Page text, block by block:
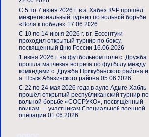
С 5 по 7 июня 2026 г. в а. Хабез КЧР прошёл
межрегиональный турнир по вольной борьбе
«Воля к победе» 17.06.2026
С 10 по 14 июня 2026 г. в г. Ессентуки
проходил открытый турнир по боксу,
посвященный Дню России 16.06.2026
1 июня 2026 г. на футбольном поле с. Дружба
прошла матчевая встреча по футболу между
командами с. Дружба Прикубанского района и
а. Псыж Абазинского района 05.06.2026
С 22 по 24 мая 2026 года в ауле Адыге-Хабль
прошёл открытый республиканский турнир по
вольной борьбе «СОСРУКО», посвящённый
воинам — участникам Специальной военной
операции 01.06.2026